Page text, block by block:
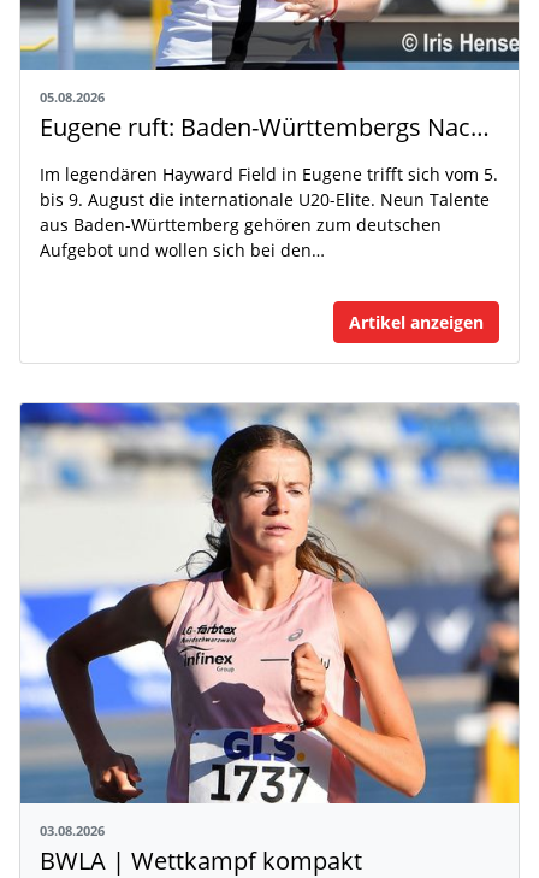
05.08.2026
Eugene ruft: Baden-Württembergs Nachwuchs greift nach der Weltspitze
Im legendären Hayward Field in Eugene trifft sich vom 5.
bis 9. August die internationale U20-Elite. Neun Talente
aus Baden-Württemberg gehören zum deutschen
Aufgebot und wollen sich bei den…
Artikel anzeigen
03.08.2026
BWLA | Wettkampf kompakt